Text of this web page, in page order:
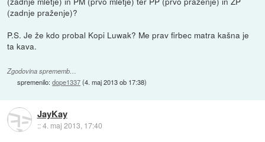
(zadnje praženje)?
P.S. Je že kdo probal Kopi Luwak? Me prav firbec matra kašna je
ta kava.
Zgodovina sprememb…
spremenilo:dope1337(4. maj 2013 ob 17:38)
JayKay
::4. maj 2013, 17:40